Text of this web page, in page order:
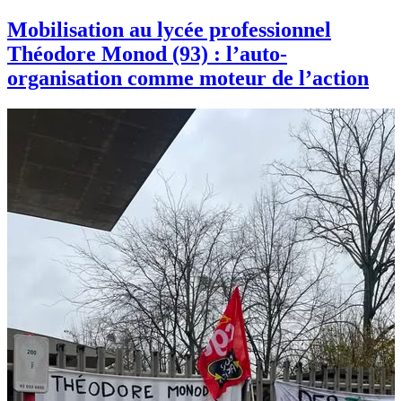
Mobilisation au lycée professionnel
Théodore Monod (93) : l’auto-
organisation comme moteur de l’action